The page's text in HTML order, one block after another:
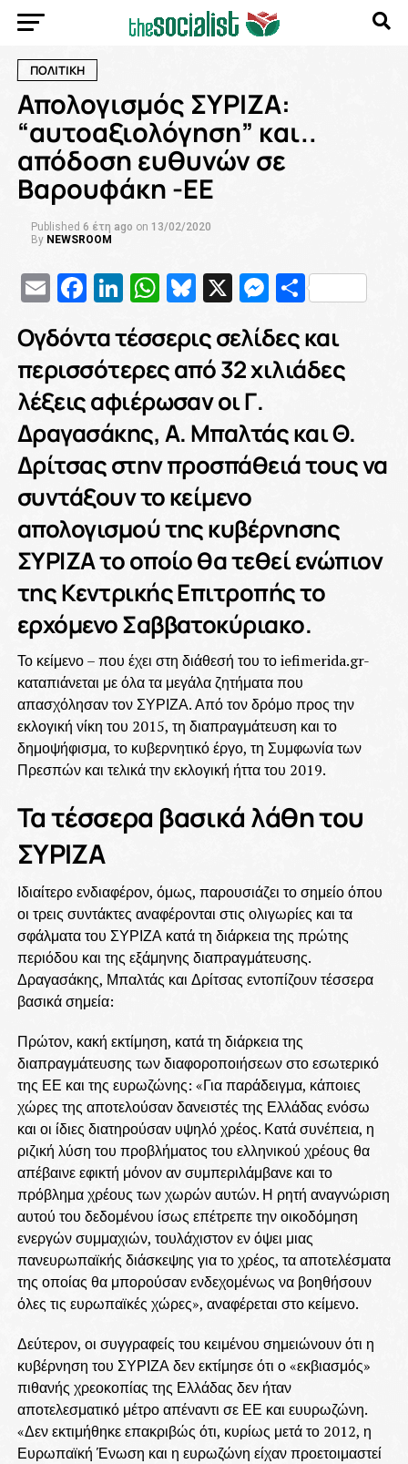
ΠΟΛΙΤΙΚΗ
Απολογισμός ΣΥΡΙΖΑ:
“αυτοαξιολόγηση” και..
απόδοση ευθυνών σε
Βαρουφάκη -ΕΕ
Published 6 έτη ago on 13/02/2020
By NEWSROOM
EmailFacebook
LinkedIn
WhatsApp
Bluesky
X
Ογδόντα τέσσερις σελίδες και
περισσότερες από 32 χιλιάδες
λέξεις αφιέρωσαν οι Γ.
Δραγασάκης, Α. Μπαλτάς και Θ.
Δρίτσας στην προσπάθειά τους να
συντάξουν το κείμενο
απολογισμού της κυβέρνησης
ΣΥΡΙΖΑ το οποίο θα τεθεί ενώπιον
της Κεντρικής Επιτροπής το
ερχόμενο Σαββατοκύριακο.
Το κείμενο – που έχει στη διάθεσή του το iefimerida.gr-
καταπιάνεται με όλα τα μεγάλα ζητήματα που
απασχόλησαν τον ΣΥΡΙΖΑ. Από τον δρόμο προς την
εκλογική νίκη του 2015, τη διαπραγμάτευση και το
δημοψήφισμα, το κυβερνητικό έργο, τη Συμφωνία των
Πρεσπών και τελικά την εκλογική ήττα του 2019.
Τα τέσσερα βασικά λάθη του
ΣΥΡΙΖΑ
Ιδιαίτερο ενδιαφέρον, όμως, παρουσιάζει το σημείο όπου
οι τρεις συντάκτες αναφέρονται στις ολιγωρίες και τα
σφάλματα του ΣΥΡΙΖΑ κατά τη διάρκεια της πρώτης
περιόδου και της εξάμηνης διαπραγμάτευσης.
Δραγασάκης, Μπαλτάς και Δρίτσας εντοπίζουν τέσσερα
βασικά σημεία:
Πρώτον, κακή εκτίμηση, κατά τη διάρκεια της
διαπραγμάτευσης των διαφοροποιήσεων στο εσωτερικό
της ΕΕ και της ευρωζώνης: «Για παράδειγμα, κάποιες
χώρες της αποτελούσαν δανειστές της Ελλάδας ενόσω
και οι ίδιες διατηρούσαν υψηλό χρέος. Κατά συνέπεια, η
ριζική λύση του προβλήματος του ελληνικού χρέους θα
απέβαινε εφικτή μόνον αν συμπεριλάμβανε και το
πρόβλημα χρέους των χωρών αυτών. Η ρητή αναγνώριση
αυτού του δεδομένου ίσως επέτρεπε την οικοδόμηση
ενεργών συμμαχιών, τουλάχιστον εν όψει μιας
πανευρωπαϊκής διάσκεψης για το χρέος, τα αποτελέσματα
της οποίας θα μπορούσαν ενδεχομένως να βοηθήσουν
όλες τις ευρωπαϊκές χώρες», αναφέρεται στο κείμενο.
Δεύτερον, οι συγγραφείς του κειμένου σημειώνουν ότι η
κυβέρνηση του ΣΥΡΙΖΑ δεν εκτίμησε ότι ο «εκβιασμός»
πιθανής χρεοκοπίας της Ελλάδας δεν ήταν
αποτελεσματικό μέτρο απέναντι σε ΕΕ και ευυρωζώνη.
«Δεν εκτιμήθηκε επακριβώς ότι, κυρίως μετά το 2012, η
Ευρωπαϊκή Ένωση και η ευρωζώνη είχαν προετοιμαστεί